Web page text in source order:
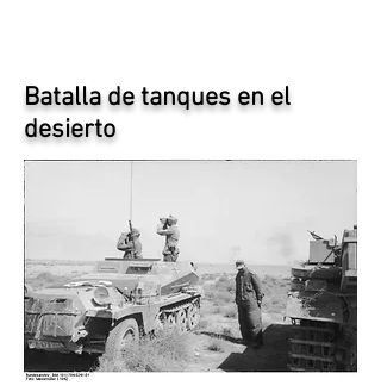
Batalla de tanques en el
desierto